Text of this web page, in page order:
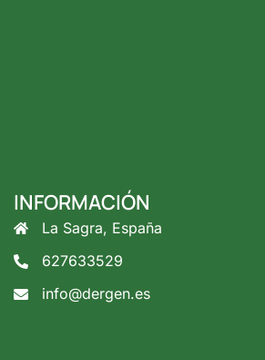
INFORMACIÓN
La Sagra, España
627633529
info@dergen.es